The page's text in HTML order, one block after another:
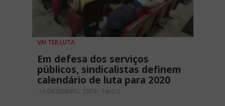
VAI TER LUTA
Em defesa dos serviços
públicos, sindicalistas definem
calendário de luta para 2020
16 DEZEMBRO, 2019 - 16H12